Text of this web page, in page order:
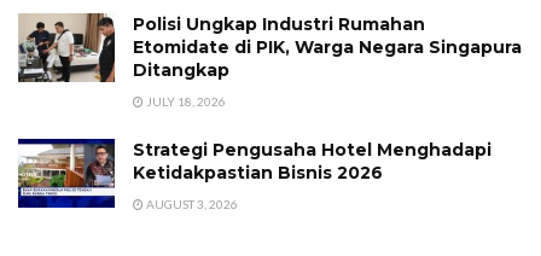
Polisi Ungkap Industri Rumahan
Etomidate di PIK, Warga Negara Singapura
Ditangkap
JULY 18, 2026
Strategi Pengusaha Hotel Menghadapi
Ketidakpastian Bisnis 2026
AUGUST 3, 2026